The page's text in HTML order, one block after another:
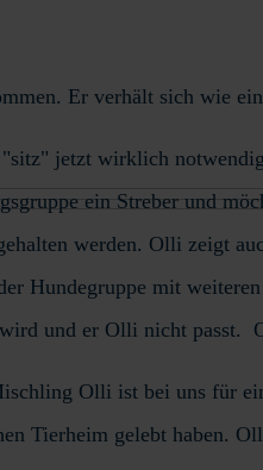
Er verhält sich wie
jetzt wirklich
ein Streber und
werden. Olli zeigt
Hundegruppe mit
und er Olli nicht passt.
Olli ist bei uns für
Tierheim gelebt haben.